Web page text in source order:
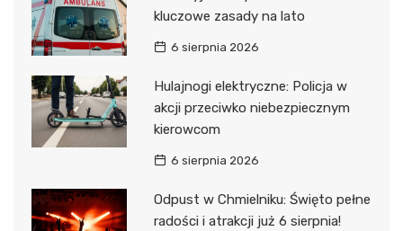
kluczowe zasady na lato
6 sierpnia 2026
Hulajnogi elektryczne: Policja w
akcji przeciwko niebezpiecznym
kierowcom
6 sierpnia 2026
Odpust w Chmielniku: Święto pełne
radości i atrakcji już 6 sierpnia!